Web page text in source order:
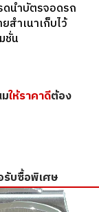
นำบัตรจอดรถ
สำเนาเก็บไว้
ชั่น
ให้ราคาดีต้อง
รับซื้อพิเศษ